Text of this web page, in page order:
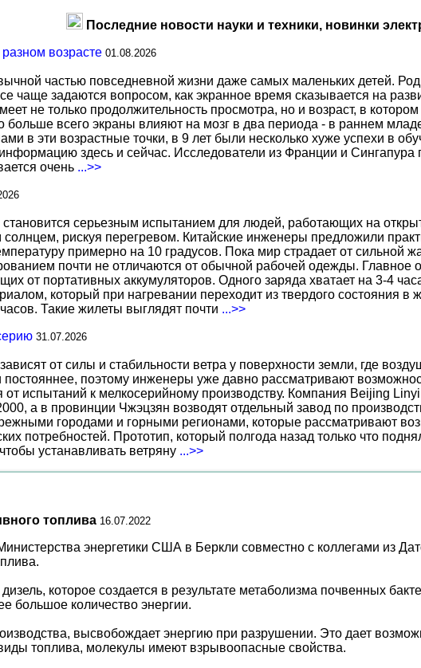
Последние новости науки и техники, новинки
возрасте 01.08.2026
частью повседневной жизни даже самых маленьких детей.
чаще задаются вопросом, как экранное время сказывается на
не только продолжительность просмотра, но и возраст, в
больше всего экраны влияют на мозг в два периода - в раннем
в эти возрастные точки, в 9 лет были несколько хуже успехи в
здесь и сейчас. Исследователи из Франции и
очень ...>>
серьезным испытанием для людей, работающих на
рискуя перегревом. Китайские инженеры предложили
примерно на 10 градусов. Пока мир страдает от сильной
почти не отличаются от обычной рабочей одежды. Главное
от портативных аккумуляторов. Одного заряда хватает на 3-4
который при нагревании переходит из твердого состояния в
Такие жилеты выглядят почти ...>>
31.07.2026
от силы и стабильности ветра у поверхности земли, где
поэтому инженеры уже давно рассматривают
испытаний к мелкосерийному производству. Компания Beijing
а в провинции Чжэцзян возводят отдельный завод по
городами и горными регионами, которые рассматривают
потребностей. Прототип, который полгода назад только что
устанавливать ветряну ...>>
топлива 16.07.2022
энергетики США в Беркли совместно с коллегами из
которое создается в результате метаболизма почвенных
большое количество энергии.
высвобождает энергию при разрушении. Это дает
топлива, молекулы имеют взрывоопасные свойства.